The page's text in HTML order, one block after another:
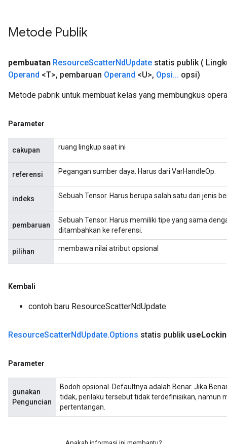
Metode Publik
pembuatan ResourceScatterNdUpdate statis publik (
Operand <T>, pembaruan Operand <U>, Opsi... opsi)
Metode pabrik untuk membuat kelas yang membungkus
Parameter
cakupan ruang lingkup saat ini
referensi Pegangan sumber daya. Harus dari VarHandleOp.
indeks Sebuah Tensor. Harus berupa salah satu dari jenis
pembaruan
Sebuah Tensor. Harus memiliki tipe yang sama
ditambahkan ke referensi.
pilihan membawa nilai atribut opsional
Kembali
contoh baru ResourceScatterNdUpdate
ResourceScatterNdUpdate.Options statis publik use
Parameter
gunakan
Penguncian
Bodoh opsional. Defaultnya adalah Benar. Jika
tidak, perilaku tersebut tidak terdefinisikan, namun
pertentangan.